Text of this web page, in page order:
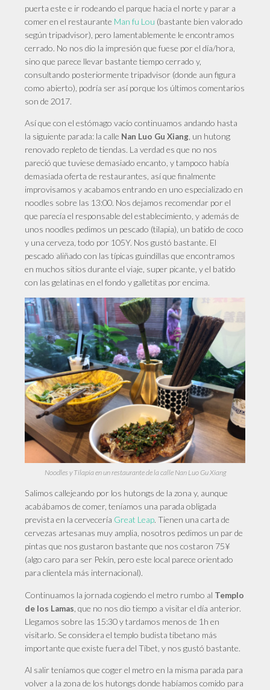
puerta este e ir rodeando el parque hacia el norte y parar a
comer en el restaurante Man fu Lou (bastante bien valorado
según tripadvisor), pero lamentablemente le encontramos
cerrado. No nos dio la impresión que fuese por el día/hora,
sino que parece llevar bastante tiempo cerrado y,
consultando posteriormente tripadvisor (donde aun figura
como abierto), podría ser así porque los últimos comentarios
son de 2017.
Asíque con el estómago vacío continuamos andando hasta
la siguiente parada: la calle Nan Luo Gu Xiang , un hutong
renovado repleto de tiendas. La verdad es que no nos
pareció que tuviese demasiado encanto, y tampoco había
demasiada oferta de restaurantes, así que finalmente
improvisamos y acabamos entrando en uno especializado en
noodles sobre las 13:00. Nos dejamos recomendar por el
que parecía el responsable del establecimiento, y además de
unos noodles pedimos un pescado (tilapia), un batido de coco
y una cerveza, todo por 105Y. Nos gustó bastante. El
pescado aliñado con las típicas guindillas que encontramos
en muchos sitios durante el viaje, super picante, y el batido
con las gelatinas en el fondo y galletitas por encima.
Noodles y Tilapia en un restaurante de la calle Nan Luo Gu Xiang
Salimos callejeando por los hutongs de la zona y, aunque
acabábamos de comer, teníamos una parada obligada
prevista en la cervecería Great Leap. Tienen una carta de
cervezas artesanas muy amplia, nosotros pedimos un par de
pintas que nos gustaron bastante que nos costaron 75¥
(algo caro para ser Pekín, pero este local parece orientado
para clientela más internacional).
Continuamos la jornada cogiendo el metro rumbo al Templo
de los Lamas , que no nos dio tiempo a visitar el día anterior.
Llegamos sobre las 15:30 y tardamos menos de 1h en
visitarlo. Se considera el templo budista tibetano más
importante que existe fuera del Tíbet, y nos gustó bastante.
Al salir teníamos que coger el metro en la misma parada para
volver a la zona de los hutongs donde habíamos comido para